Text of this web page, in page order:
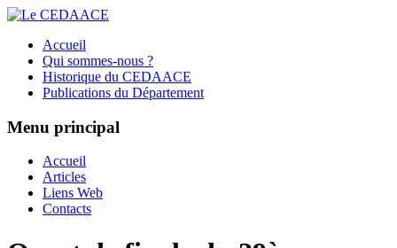
Accueil
Qui sommes-nous ?
Historique du CEDAACE
Publications du Département
Menu principal
Accueil
Articles
Liens Web
Contacts